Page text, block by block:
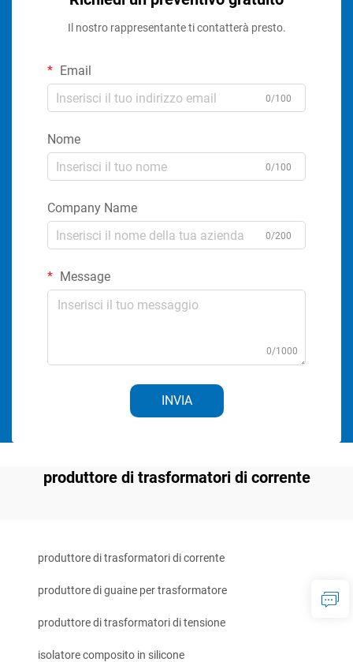
Il nostro rappresentante ti contatterà presto.
Email
0/100
Nome
0/100
Company Name
0/200
Message
0/1000
INVIA
produttore di trasformatori di corrente
produttore di trasformatori di corrente
produttore di guaine per trasformatore
produttore di trasformatori di tensione
isolatore composito in silicone